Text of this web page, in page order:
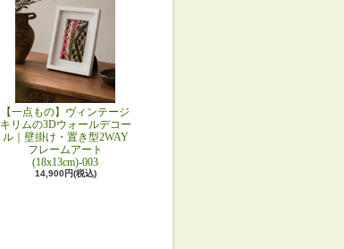
【一点もの】ヴィンテージ
キリムの3Dウォールデコー
ル｜壁掛け・置き型2WAY
フレームアート
(18x13cm)-003
14,900円(税込)